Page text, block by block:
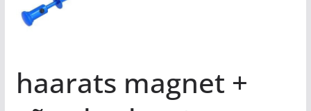
haarats magnet +